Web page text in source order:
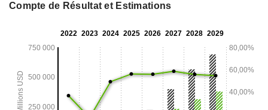
Compte de Résultat et Estimations